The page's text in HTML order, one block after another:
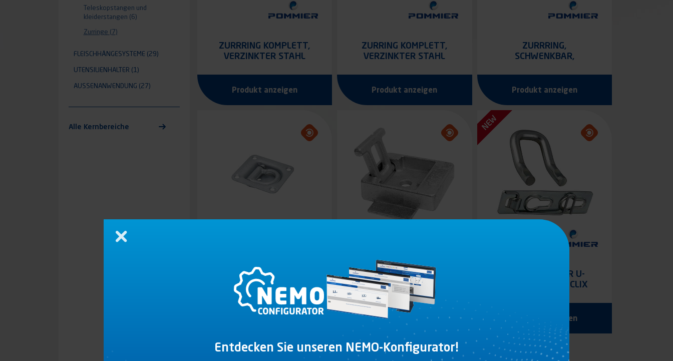
ZURRRING KOMPLETT,
VERZINKTER STAHL
Produkt anzeigen
ZURRING KOMPLETT,
VERZINKTER STAHL
Produkt anzeigen
ZURRRING,
SCHWENKBAR,
Produkt anzeigen
ZURRRING,
SCHWENKBAR,
FEUERVERZINKTER
STAHL
ZURRING, SCHWENKBAR,
VERZINKTER STAHL
Produkt anzeigen
NEW
ABGEWINKELTER U-
ZURRING RC 2.5 CLIX
Produkt anzeigen
NEW
Teleskopstangen und
kleiderstangen (6)
Zurringe (7)
FLEISCHHÄNGESYSTEME (29)
UTENSILIENHALTER (1)
AUSSENANWENDUNG (27)
Alle Kernbereiche
Entdecken Sie unseren NEMO-Konfigurator!